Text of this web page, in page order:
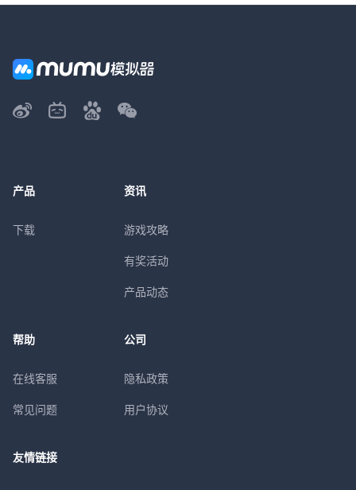
产品
下载
资讯
游戏攻略
有奖活动
产品动态
帮助
在线客服
常见问题
公司
隐私政策
用户协议
友情链接